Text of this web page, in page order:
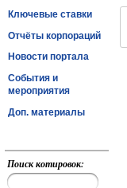
Ключевые ставки
Отчёты корпораций
Новости портала
События и
мероприятия
Доп. материалы
Поиск котировок: